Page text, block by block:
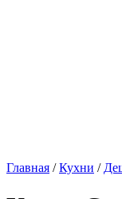
Главная /Кухни /